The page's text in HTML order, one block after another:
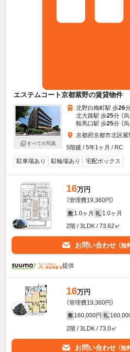
エステムコート京都紫野の賃貸物件
すべての写真
北野白梅町駅 歩26
北大路駅 歩25分 （
鞍馬口駅 歩25分 （
京都府京都市北区
5階建 / 5年1ヶ月 / RC
駐車場あり
駐輪場あり 宅配ボックス
16万円
（管理費19,360円）
敷 1.0ヶ月 礼 1.0ヶ月
2階 / 3LDK / 73.62㎡
お問い合わせ （無
提供
16万円
（管理費19,360円）
敷 160,000円 礼
2階 / 3LDK / 73.0㎡
お問い合わせ （無